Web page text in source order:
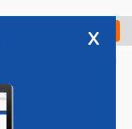
Check in
x